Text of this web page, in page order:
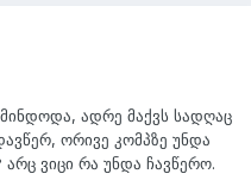
ადრე მაქვს სადღაც
ორივე კომპზე უნდა
არც ვიცი რა უნდა ჩავწერო.